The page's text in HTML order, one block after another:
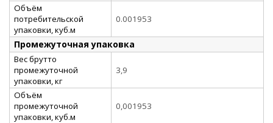
Объём
потребительской
упаковки, куб.м
0.001953
Промежуточная упаковка
Вес брутто
промежуточной
упаковки, кг
3,9
Объём
промежуточной
упаковки, куб.м
0,001953